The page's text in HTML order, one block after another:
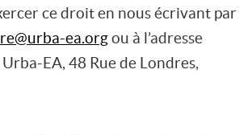
ce droit en nous écrivant par
ea.orgou à l’adresse
EA, 48 Rue de Londres,